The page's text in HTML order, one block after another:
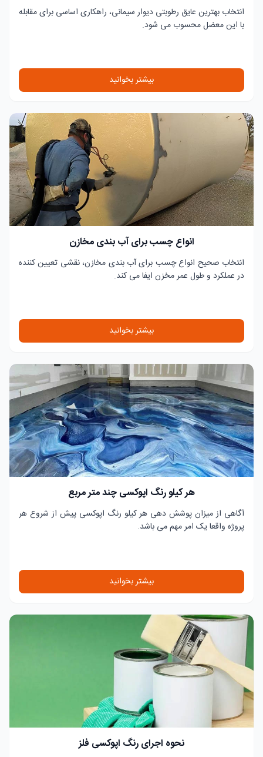
انتخاب بهترین عایق رطوبتی دیوار سیمانی، راهکاری اساسی برای مقابله
با این معضل محسوب می شود.
بیشتر بخوانید
انواع چسب برای آب بندی مخازن
انتخاب صحیح انواع چسب برای آب بندی مخازن، نقشی تعیین کننده
در عملکرد و طول عمر مخزن ایفا می کند.
بیشتر بخوانید
هر کیلو رنگ اپوکسی چند متر مربع
آگاهی از میزان پوشش دهی هر کیلو رنگ اپوکسی پیش از شروع هر
پروژه واقعا یک امر مهم می باشد.
بیشتر بخوانید
نحوه اجرای رنگ اپوکسی فلز